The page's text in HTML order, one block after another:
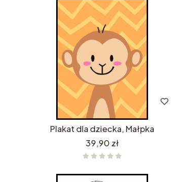
Plakat dla dziecka, Małpka
Cena
39,90 zł